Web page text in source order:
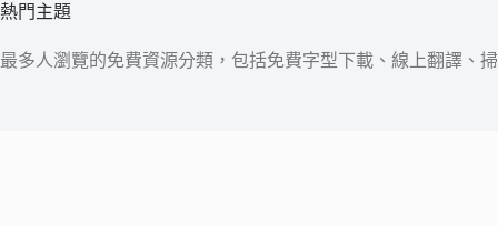
熱門主題
最多人瀏覽的免費資源分類，包括免費字型下載、線上翻譯、